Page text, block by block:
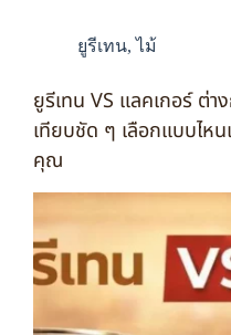
ยูรีเทน,ไม้
ยูรีเทน VS แลคเกอร์ ต่า
เทียบชัด ๆ เลือกแบบไหน
คุณ